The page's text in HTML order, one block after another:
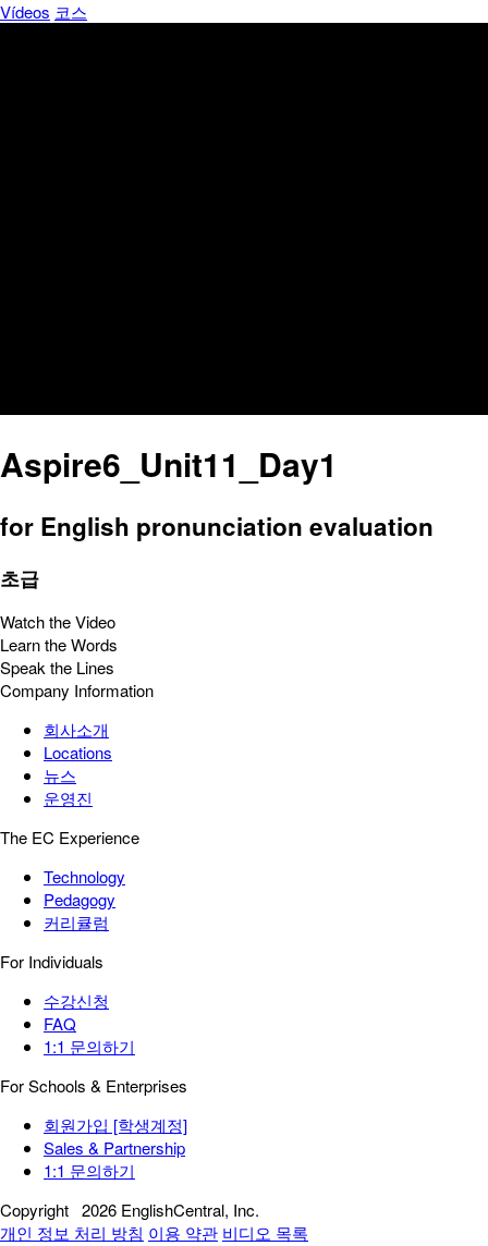
Vídeos 코스
Aspire6_Unit11_Day1
for English pronunciation evaluation
초급
Watch the Video
Learn the Words
Speak the Lines
Company Information
회사소개
Locations
뉴스
운영진
The EC Experience
Technology
Pedagogy
커리큘럼
For Individuals
수강신청
FAQ
1:1 문의하기
For Schools & Enterprises
회원가입 [학생계정]
Sales & Partnership
1:1 문의하기
Copyright 2026 EnglishCentral, Inc.
개인 정보 처리 방침 이용 약관 비디오 목록